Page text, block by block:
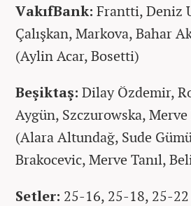
VakıfBank: Frantti, Deniz
Çalışkan, Markova, Bahar
(Aylin Acar, Bosetti)
Beşiktaş: Dilay Özdemir,
Aygün, Szczurowska,
(Alara Altundağ, Sude
Brakocevic, Merve Tanıl,
Setler: 25-16, 25-18, 25-22